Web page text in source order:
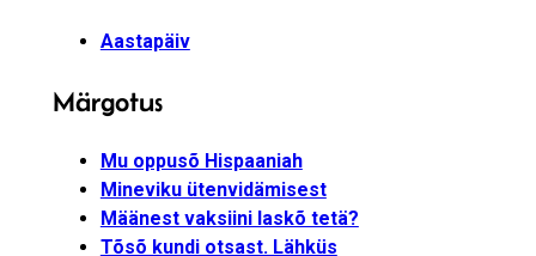
Aastapäiv
Märgotus
Mu oppusõ Hispaaniah
Mineviku ütenvidämisest
Määnest vaksiini laskõ tetä?
Tõsõ kundi otsast. Lähküs